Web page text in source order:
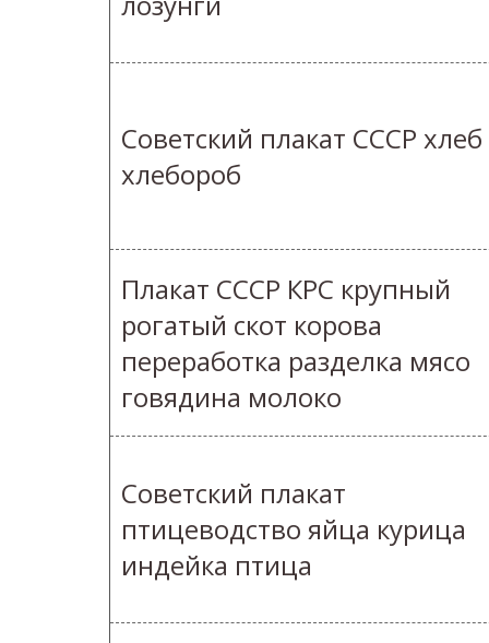
Советский плакат СССР хлеб
хлебороб
Плакат СССР КРС крупный
рогатый скот корова
переработка разделка мясо
говядина молоко
Советский плакат
птицеводство яйца курица
индейка птица